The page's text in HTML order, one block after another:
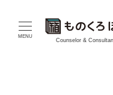
MENU
Counselor &